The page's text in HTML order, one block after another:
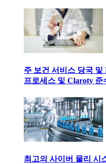
주 보건 서비스 당국
프로세스 및 Claroty 준
최고의 사이버 물리 시